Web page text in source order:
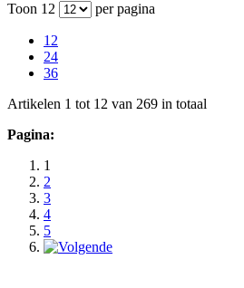
Toon 12 per pagina
12
24
36
Artikelen 1 tot 12 van 269 in totaal
Pagina:
1
2
3
4
5